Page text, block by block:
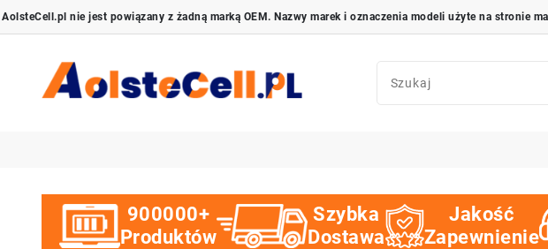
900000+
Produktów
Szybka
Dostawa
Jakość
Zapewnienie